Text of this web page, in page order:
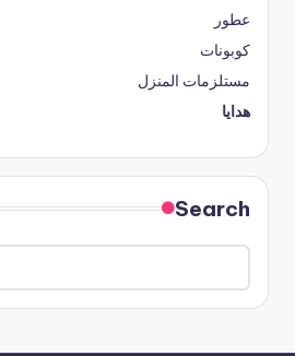
عطور
كوبونات
مستلزمات المنزل
هدايا
Search